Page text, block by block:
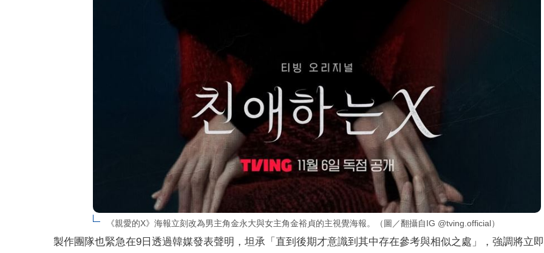
《親愛的X》海報立刻改為男主角金永大與女主角金裕貞的主視覺海報。（圖／翻攝自IG @tving.official）
製作團隊也緊急在9日透過韓媒發表聲明，坦承「直到後期才意識到其中存在參考與相似之處」，強調將立